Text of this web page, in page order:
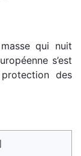
qui nuit
s’est
des